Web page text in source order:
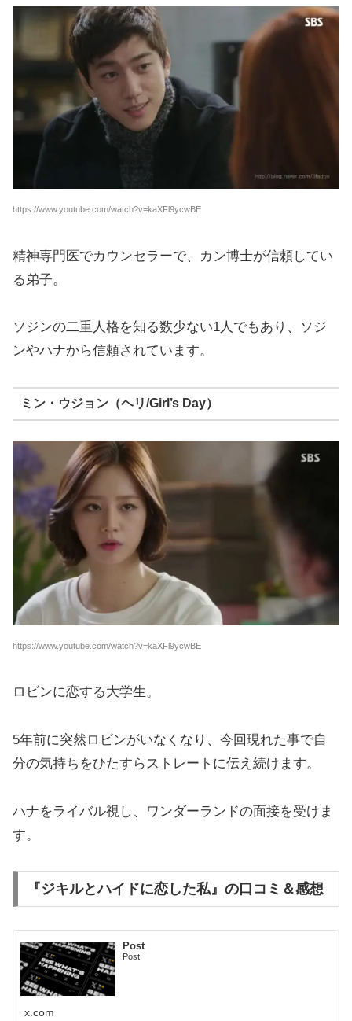
https://www.youtube.com/watch?v=kaXFl9ycwBE
精神専門医でカウンセラーで、カン博士が信頼してい
る弟子。
ソジンの二重人格を知る数少ない1人でもあり、ソジ
ンやハナから信頼されています。
ミン・ウジョン（ヘリ/Girl’s Day）
https://www.youtube.com/watch?v=kaXFl9ycwBE
ロビンに恋する大学生。
5年前に突然ロビンがいなくなり、今回現れた事で自
分の気持ちをひたすらストレートに伝え続けます。
ハナをライバル視し、ワンダーランドの面接を受けま
す。
『ジキルとハイドに恋した私』の口コミ＆感想
Post
Post
x.com